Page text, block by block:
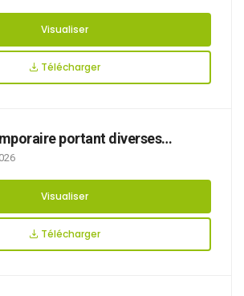
Visualiser
Télécharger
portant diverses
des risques d’incendie
du Pas-de-Calais
Visualiser
Télécharger